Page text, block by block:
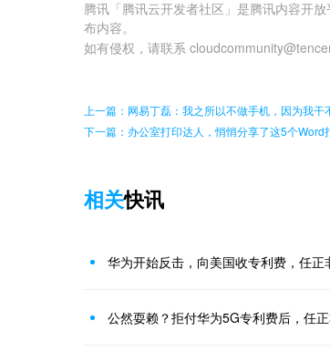
腾讯「腾讯云开发者社区」是腾讯内容开
布内容。
如有侵权，请联系
上一篇：网易丁磊：我之所以不做手机，因为我干
下一篇：办公室打印达人，悄悄分享了这5个Word
相关快讯
华为开始反击，向美国收专利费，任
公然耍赖？拒付华为5G专利费后，任